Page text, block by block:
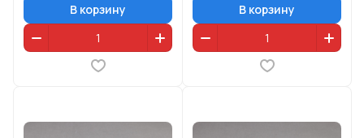
В корзину В корзину